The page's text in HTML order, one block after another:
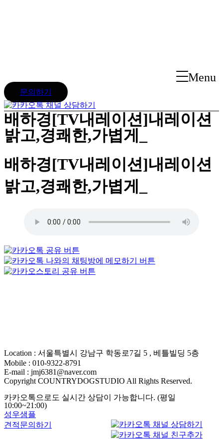
Menu
문의하기
배하경[TV내레이션]내레이션
밝고,경쾌한,가볍게_
배하경[TV내레이션]내레이션
밝고,경쾌한,가볍게_
Location : 서울특별시 강남구 학동로7길 5 , 베틀빌딩 5층
Mobile : 010-9322-8791
E-mail : jmj6381@naver.com
Copyright COUNTRYDOGSTUDIO All Rights Reserved.
카카오톡으로도 실시간 상담이 가능합니다. (평일
10:00~21:00)
성우샘플
견적문의하기